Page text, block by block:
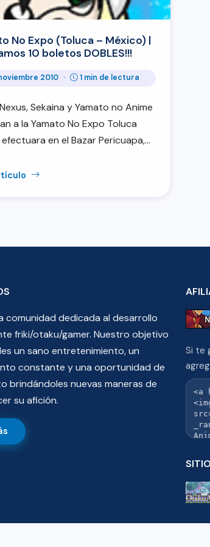
No Expo (Toluca – México) |
10 boletos DOBLES!!!
2010 · 1 min de lectura
Sekaina y Yamato no Anime
a la Yamato No Expo Toluca
en el Bazar Pericuapa,…
comunidad dedicada al desarrollo
friki/otaku/gamer. Nuestro objetivo
un sano entretenimiento, un
constante y una oportunidad de
brindándoles nuevas maneras de
su afición.
Si te